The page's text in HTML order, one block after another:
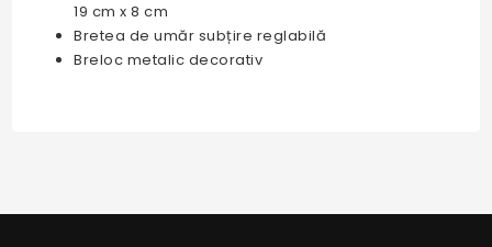
19 cm x 8 cm
Bretea de umăr subțire reglabilă
Breloc metalic decorativ